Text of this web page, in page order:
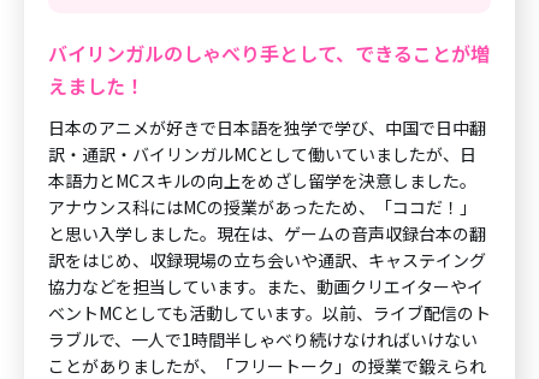
バイリンガルのしゃべり手として、できることが増
えました！
日本のアニメが好きで日本語を独学で学び、中国で日中翻
訳・通訳・バイリンガルMCとして働いていましたが、日
本語力とMCスキルの向上をめざし留学を決意しました。
アナウンス科にはMCの授業があったため、「ココだ！」
と思い入学しました。現在は、ゲームの音声収録台本の翻
訳をはじめ、収録現場の立ち会いや通訳、キャステイング
協力などを担当しています。また、動画クリエイターやイ
ベントMCとしても活動しています。以前、ライブ配信のト
ラブルで、一人で1時間半しゃべり続けなければいけない
ことがありましたが、「フリートーク」の授業で鍛えられ